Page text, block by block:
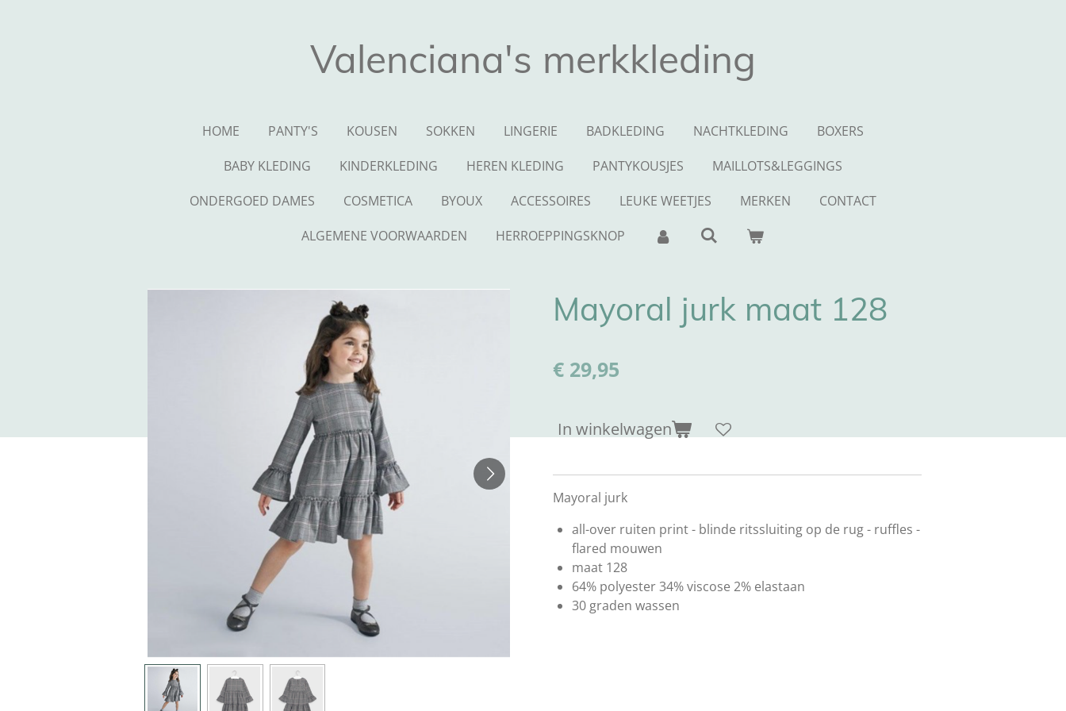
Valenciana's merkkleding
HOME PANTY'S KOUSEN SOKKEN LINGERIE BADKLEDING NACHTKLEDING
BOXERS
BABY KLEDING
KINDERKLEDING HEREN KLEDING PANTYKOUSJES
MAILLOTS&LEGGINGS
ONDERGOED DAMES
COSMETICA BYOUX ACCESSOIRES LEUKE WEETJES MERKEN
CONTACT
ALGEMENE VOORWAARDEN
HERROEPPINGSKNOP
Mayoral jurk maat 128
€ 29,95
In winkelwagen
Mayoral jurk
all-over ruiten print - blinde ritssluiting op de rug - ruffles -
flared mouwen
maat 128
64% polyester 34% viscose 2% elastaan
30 graden wassen